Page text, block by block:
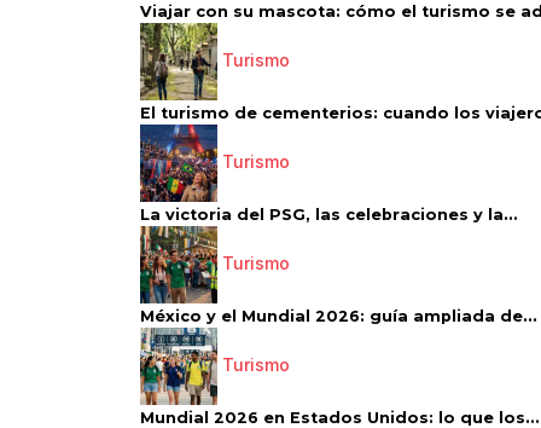
Viajar con su mascota: cómo el turismo se
Turismo
El turismo de cementerios: cuando los
Turismo
La victoria del PSG, las celebraciones y la...
Turismo
México y el Mundial 2026: guía ampliada de...
Turismo
Mundial 2026 en Estados Unidos: lo que los...